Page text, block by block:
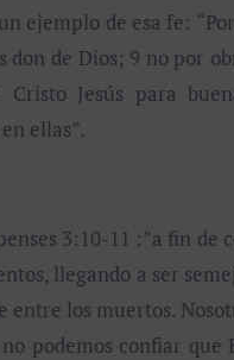
ejemplo de esa fe:
don de Dios; 9 no por
Cristo Jesús para
ellas”.
3:10-11 :”a fin de
llegando a ser
los muertos.
podemos confiar